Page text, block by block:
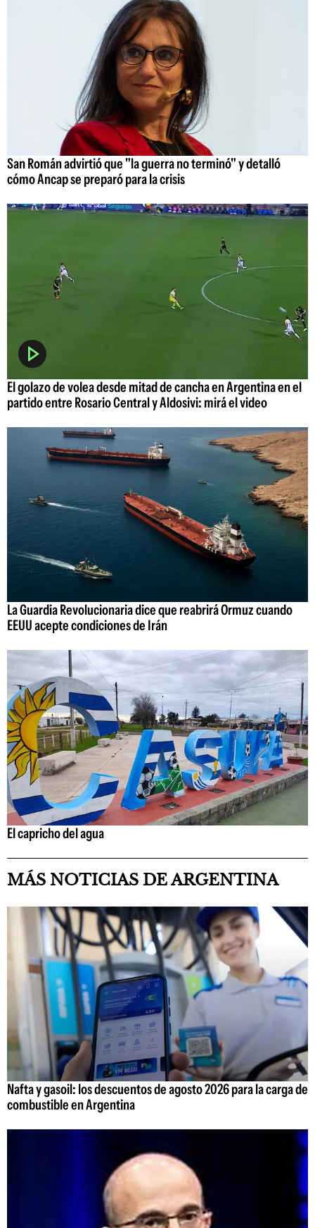
San Román advirtió que "la guerra no terminó" y detalló
cómo Ancap se preparó para la crisis
El golazo de volea desde mitad de cancha en Argentina en el
partido entre Rosario Central y Aldosivi: mirá el video
La Guardia Revolucionaria dice que reabrirá Ormuz cuando
EEUU acepte condiciones de Irán
El capricho del agua
MÁS NOTICIAS DE ARGENTINA
Nafta y gasoil: los descuentos de agosto 2026 para la carga de
combustible en Argentina